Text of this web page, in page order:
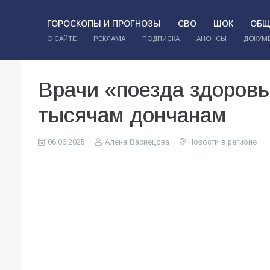
ГОРОСКОПЫ И ПРОГНОЗЫ СВО ШОК
О САЙТЕ РЕКЛАМА ПОДПИСКА АНОНСЫ
Врачи «поезда
тысячам дончанам
06.06.2025 Алена Васнецова Новости в регионе